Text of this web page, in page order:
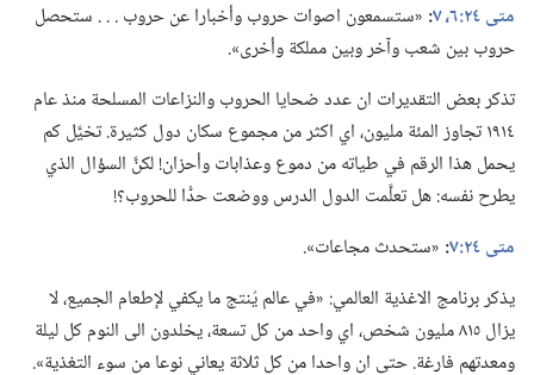
متى ٢٤:‏​٦،‏ ٧
‏:‏ «ستسمعون اصوات حروب وأخبارا عن حروب .‏ .‏ .‏ ستحصل
حروب بين شعب وآخر وبين مملكة وأخرى».‏
تذكر بعض التقديرات ان عدد ضحايا الحروب والنزاعات المسلحة منذ عام
١٩١٤ تجاوز المئة مليون،‏ اي اكثر من مجموع سكان دول كثيرة.‏ تخيَّل كم
يحمل هذا الرقم في طياته من دموع وعذابات وأحزان!‏ لكنَّ السؤال الذي
يطرح نفسه:‏ هل تعلَّمت الدول الدرس ووضعت حدًّا للحروب؟‏!‏
متى ٢٤:‏٧
‏:‏ «ستحدث مجاعات».‏
يذكر برنامج الاغذية العالمي:‏ «في عالم يُنتج ما يكفي لإطعام الجميع،‏ لا
يزال ٨١٥ مليون شخص،‏ اي واحد من كل تسعة،‏ يخلدون الى النوم كل ليلة
ومعدتهم فارغة.‏ حتى ان واحدا من كل ثلاثة يعاني نوعا من سوء التغذية».‏